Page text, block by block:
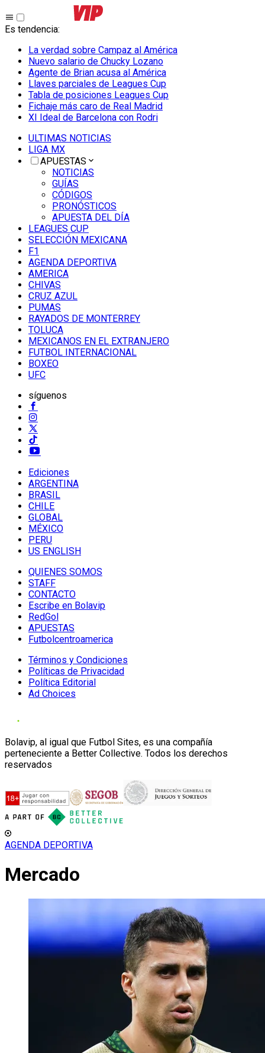
Es tendencia:
La verdad sobre Campaz al América
Nuevo salario de Chucky Lozano
Agente de Brian acusa al América
Llaves parciales de Leagues Cup
Tabla de posiciones Leagues Cup
Fichaje más caro de Real Madrid
XI Ideal de Barcelona con Rodri
ULTIMAS NOTICIAS
LIGA MX
APUESTAS
NOTICIAS
GUÍAS
CÓDIGOS
PRONÓSTICOS
APUESTA DEL DÍA
LEAGUES CUP
SELECCIÓN MEXICANA
F1
AGENDA DEPORTIVA
AMERICA
CHIVAS
CRUZ AZUL
PUMAS
RAYADOS DE MONTERREY
TOLUCA
MEXICANOS EN EL EXTRANJERO
FUTBOL INTERNACIONAL
BOXEO
UFC
síguenos
Ediciones
ARGENTINA
BRASIL
CHILE
GLOBAL
MÉXICO
PERU
US ENGLISH
QUIENES SOMOS
STAFF
CONTACTO
Escribe en Bolavip
RedGol
APUESTAS
Futbolcentroamerica
Términos y Condiciones
Políticas de Privacidad
Política Editorial
Ad Choices
Bolavip, al igual que Futbol Sites, es una compañía
perteneciente a Better Collective. Todos los derechos
reservados
AGENDA DEPORTIVA
Mercado